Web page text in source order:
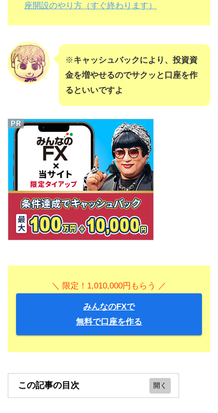
座開設のやり方（すぐ終わります）
※キャッシュバックにより、投資資
金を増やせるのでサクッと口座を作
るといいですよ
＼ 限定！1,010,000円もらう ／
みんなのFXで
無料で口座を作る
この記事の目次